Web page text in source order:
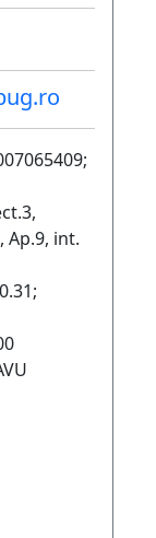
Ap.9, int.